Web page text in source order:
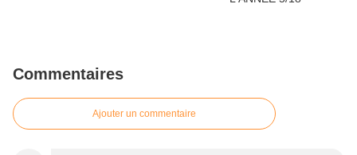
Commentaires
Ajouter un commentaire